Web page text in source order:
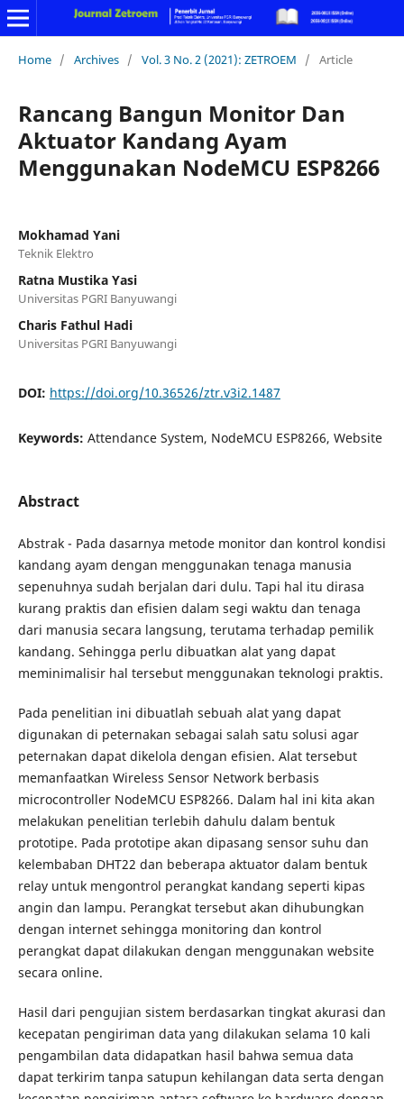
Home / Archives / Vol. 3 No. 2 (2021): ZETROEM / Article
Rancang Bangun Monitor Dan
Aktuator Kandang Ayam
Menggunakan NodeMCU ESP8266
Mokhamad Yani
Teknik Elektro
Ratna Mustika Yasi
Universitas PGRI Banyuwangi
Charis Fathul Hadi
Universitas PGRI Banyuwangi
DOI: https://doi.org/10.36526/ztr.v3i2.1487
Keywords: Attendance System, NodeMCU ESP8266, Website
Abstract
Abstrak - Pada dasarnya metode monitor dan kontrol kondisi
kandang ayam dengan menggunakan tenaga manusia
sepenuhnya sudah berjalan dari dulu. Tapi hal itu dirasa
kurang praktis dan efisien dalam segi waktu dan tenaga
dari manusia secara langsung, terutama terhadap pemilik
kandang. Sehingga perlu dibuatkan alat yang dapat
meminimalisir hal tersebut menggunakan teknologi praktis.
Pada penelitian ini dibuatlah sebuah alat yang dapat
digunakan di peternakan sebagai salah satu solusi agar
peternakan dapat dikelola dengan efisien. Alat tersebut
memanfaatkan Wireless Sensor Network berbasis
microcontroller NodeMCU ESP8266. Dalam hal ini kita akan
melakukan penelitian terlebih dahulu dalam bentuk
prototipe. Pada prototipe akan dipasang sensor suhu dan
kelembaban DHT22 dan beberapa aktuator dalam bentuk
relay untuk mengontrol perangkat kandang seperti kipas
angin dan lampu. Perangkat tersebut akan dihubungkan
dengan internet sehingga monitoring dan kontrol
perangkat dapat dilakukan dengan menggunakan website
secara online.
Hasil dari pengujian sistem berdasarkan tingkat akurasi dan
kecepatan pengiriman data yang dilakukan selama 10 kali
pengambilan data didapatkan hasil bahwa semua data
dapat terkirim tanpa satupun kehilangan data serta dengan